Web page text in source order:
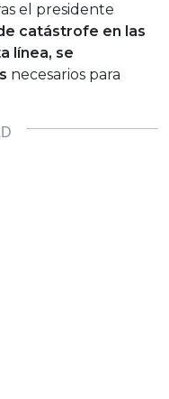
el presidente
catástrofe en las
línea, se
necesarios para